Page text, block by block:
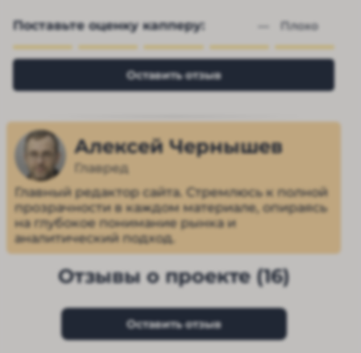
Поставьте оценку капперу: — Плохо
Оставить отзыв
Алексей Чернышев
Главред
Главный редактор сайта. Стремлюсь к полной
прозрачности в каждом материале, опираясь
на глубокое понимание рынка и
аналитический подход.
Отзывы о проекте (16)
Оставить отзыв